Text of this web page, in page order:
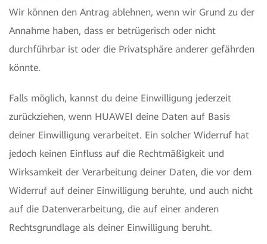
Wir können den Antrag ablehnen, wenn wir Grund zu der
Annahme haben, dass er betrügerisch oder nicht
durchführbar ist oder die Privatsphäre anderer gefährden
könnte.
Falls möglich, kannst du deine Einwilligung jederzeit
zurückziehen, wenn HUAWEI deine Daten auf Basis
deiner Einwilligung verarbeitet. Ein solcher Widerruf hat
jedoch keinen Einfluss auf die Rechtmäßigkeit und
Wirksamkeit der Verarbeitung deiner Daten, die vor dem
Widerruf auf deiner Einwilligung beruhte, und auch nicht
auf die Datenverarbeitung, die auf einer anderen
Rechtsgrundlage als deiner Einwilligung beruht.